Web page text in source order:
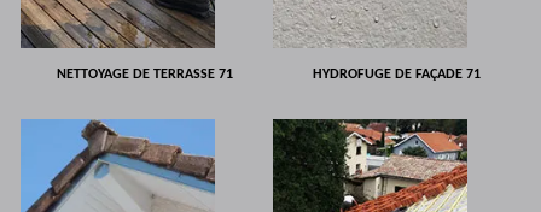
NETTOYAGE DE TERRASSE 71 HYDROFUGE DE FAÇADE 71